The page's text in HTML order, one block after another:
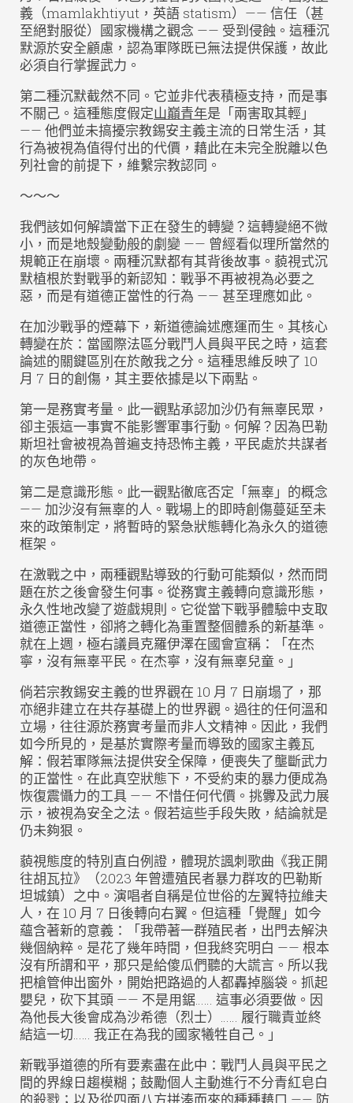
義（mamlakhtiyut，英語 statism）—— 信任（甚
至絕對服從）國家機構之觀念 —— 受到侵蝕。這種沉
默源於安全顧慮，認為軍隊既已無法提供保護，故此
必須自行掌握武力。
第二種沉默截然不同。它並非代表積極支持，而是事
不關己。這種態度假定山巔青年是「兩害取其輕」
—— 他們並未搞擾宗教錫安主義主流的日常生活，其
行為被視為值得付出的代價，藉此在未完全脫離以色
列社會的前提下，維繫宗教認同。
～～～
我們該如何解讀當下正在發生的轉變？這轉變絕不微
小，而是地殼變動般的劇變 —— 曾經看似理所當然的
規範正在崩壞。兩種沉默都有其背後故事。藐視式沉
默植根於對戰爭的新認知：戰爭不再被視為必要之
惡，而是有道德正當性的行為 —— 甚至理應如此。
在加沙戰爭的煙幕下，新道德論述應運而生。其核心
轉變在於：當國際法區分戰鬥人員與平民之時，這套
論述的關鍵區別在於敵我之分。這種思維反映了 10
月 7 日的創傷，其主要依據是以下兩點。
第一是務實考量。此一觀點承認加沙仍有無辜民眾，
卻主張這一事實不能影響軍事行動。何解？因為巴勒
斯坦社會被視為普遍支持恐怖主義，平民處於共謀者
的灰色地帶。
第二是意識形態。此一觀點徹底否定「無辜」的概念
—— 加沙沒有無辜的人。戰場上的即時創傷蔓延至未
來的政策制定，將暫時的緊急狀態轉化為永久的道德
框架。
在激戰之中，兩種觀點導致的行動可能類似，然而問
題在於之後會發生何事。從務實主義轉向意識形態，
永久性地改變了遊戲規則。它從當下戰爭體驗中支取
道德正當性，卻將之轉化為重置整個體系的新基準。
就在上週，極右議員克羅伊澤在國會宣稱：「在杰
寧，沒有無辜平民。在杰寧，沒有無辜兒童。」
倘若宗教錫安主義的世界觀在 10 月 7 日崩塌了，那
亦絕非建立在共存基礎上的世界觀。過往的任何溫和
立場，往往源於務實考量而非人文精神。因此，我們
如今所見的，是基於實際考量而導致的國家主義瓦
解：假若軍隊無法提供安全保障，便喪失了壟斷武力
的正當性。在此真空狀態下，不受約束的暴力便成為
恢復震懾力的工具 —— 不惜任何代價。挑釁及武力展
示，被視為安全之法。假若這些手段失敗，結論就是
仍未夠狠。
藐視態度的特別直白例證，體現於諷刺歌曲《我正開
往胡瓦拉》（2023 年曾遭殖民者暴力群攻的巴勒斯
坦城鎮）之中。演唱者自稱是位世俗的左翼特拉維夫
人，在 10 月 7 日後轉向右翼。但這種「覺醒」如今
蘊含著新的意義：「我帶著一群殖民者，出門去解決
幾個納粹。是花了幾年時間，但我終究明白 —— 根本
沒有所謂和平，那只是給傻瓜們聽的大謊言。所以我
把槍管伸出窗外，開始把路過的人都轟掉腦袋。抓起
嬰兒，砍下其頭 —— 不是用鋸…… 這事必須要做。因
為他長大後會成為沙希德（烈士）…… 履行職責並終
結這一切…… 我正在為我的國家犧牲自己。」
新戰爭道德的所有要素盡在此中：戰鬥人員與平民之
間的界線日趨模糊；鼓勵個人主動進行不分青紅皂白